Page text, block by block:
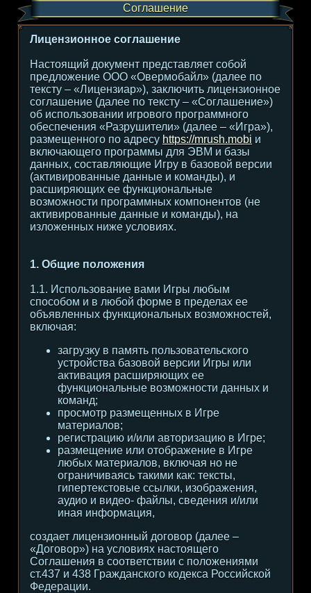
Соглашение
Лицензионное соглашение
Настоящий документ представляет собой
предложение ООО «Овермобайл» (далее по
тексту – «Лицензиар»), заключить лицензионное
соглашение (далее по тексту – «Соглашение»)
об использовании игрового программного
обеспечения «Разрушители» (далее – «Игра»),
размещенного по адресу https://mrush.mobi и
включающего программы для ЭВМ и базы
данных, составляющие Игру в базовой версии
(активированные данные и команды), и
расширяющих ее функциональные
возможности программных компонентов (не
активированные данные и команды), на
изложенных ниже условиях.
1. Общие положения
1.1. Использование вами Игры любым
способом и в любой форме в пределах ее
объявленных функциональных возможностей,
включая:
загрузку в память пользовательского
устройства базовой версии Игры или
активация расширяющих ее
функциональные возможности данных и
команд;
просмотр размещенных в Игре
материалов;
регистрацию и/или авторизацию в Игре;
размещение или отображение в Игре
любых материалов, включая но не
ограничиваясь такими как: тексты,
гипертекстовые ссылки, изображения,
аудио и видео- файлы, сведения и/или
иная информация,
создает лицензионный договор (далее –
«Договор») на условиях настоящего
Соглашения в соответствии с положениями
ст.437 и 438 Гражданского кодекса Российской
Федерации.